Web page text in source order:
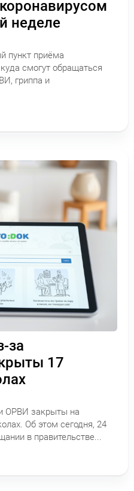
неделе
пункт приёма
смогут обращаться
гриппа и
за
17
ОРВИ закрыты на
Об этом сегодня, 24
в правительстве...